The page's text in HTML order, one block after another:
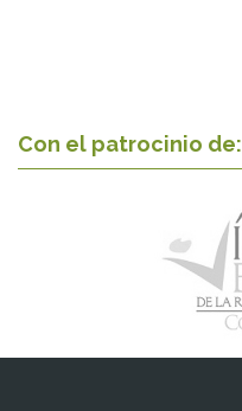
Con el patrocinio de: